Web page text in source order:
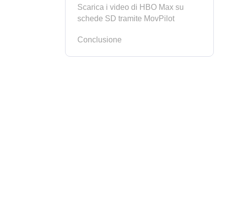
Scarica i video di HBO Max su
schede SD tramite MovPilot
Conclusione